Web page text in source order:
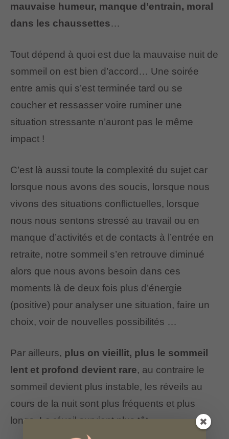
mauvaise humeur, manque d’entrain, moral
dans les chaussettes…
Tout dépend à quoi est due la mauvaise nuit de
sommeil on est bien d’accord… Une soirée
entre amis qui s’est terminée tard ou se
coucher et ressasser voire ruminer une
situation stressante n’auront pas le même
impact !
C’est là aussi toute la complexité du sujet car
lorsque nous avons des soucis, lorsque nous
vivons des situations conflictuelles, lorsque
nous nous sentons stressé au travail ou en
manque d’activités et de contacts à l’entrée en
retraite, notre sommeil s’en retrouve diminué
alors que nous avons besoin dans ces
moments là de deux fois plus d’énergie
(positive) pour analyser une situation, faire un
choix, voir de nouvelles possibilités …
Par ailleurs, plus on vieillit, plus le sommeil
lent et profond devient rare, au contraire le
sommeil devient plus instable, les réveils au
cours de la nuit sont plus fréquents et plus
longs. Le réveil survient plus tôt.